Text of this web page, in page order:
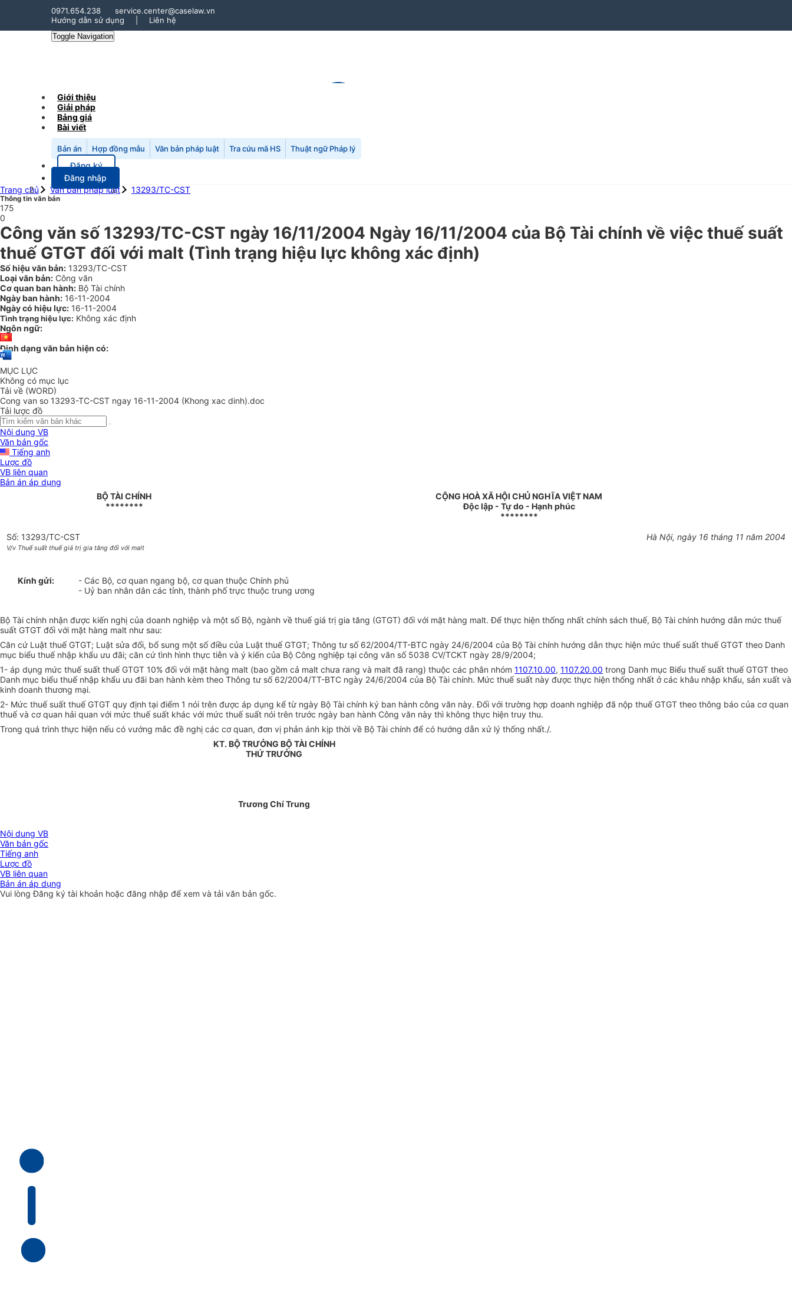
0971.654.238
service.center@caselaw.vn
Hướng dẫn sử dụng
Liên hệ
Toggle Navigation
Giới thiệu
Giải pháp
Bảng giá
Bài viết
Bản án Hợp đồng mẫu Văn bản pháp luật Tra cứu mã HS Thuật ngữ Pháp lý
Đăng ký
Đăng nhập
Trang chủ
Văn bản pháp luật 13293/TC-CST
Thông tin văn bản
175
0
Công văn số 13293/TC-CST ngày 16/11/2004 Ngày 16/11/2004 của Bộ Tài chính về việc thuế suất
thuế GTGT đối với malt (Tình trạng hiệu lực không xác định)
Số hiệu văn bản: 13293/TC-CST
Loại văn bản: Công văn
Cơ quan ban hành: Bộ Tài chính
Ngày ban hành: 16-11-2004
Ngày có hiệu lực: 16-11-2004
Tình trạng hiệu lực: Không xác định
Ngôn ngữ:
Định dạng văn bản hiện có:
MỤC LỤC
Không có mục lục
Tải về (WORD)
Cong van so 13293-TC-CST ngay 16-11-2004 (Khong xac dinh).doc
Tải lược đồ
Nội dung VB
Văn bản gốc
Tiếng anh
Lược đồ
VB liên quan
Bản án áp dụng
BỘ TÀI CHÍNH
********
CỘNG HOÀ XÃ HỘI CHỦ NGHĨA VIỆT NAM
Độc lập - Tự do - Hạnh phúc
********
Số: 13293/TC-CST
V/v Thuế suất thuế giá trị gia tăng đối với malt
Hà Nội, ngày 16 tháng 11 năm 2004
Kính gửi:
- Các Bộ, cơ quan ngang bộ, cơ quan thuộc Chính phủ
- Uỷ ban nhân dân các tỉnh, thành phố trực thuộc trung ương
Bộ Tài chính nhận được kiến nghị của doanh nghiệp và một số Bộ, ngành về thuế giá trị gia tăng (GTGT) đối với mặt hàng malt. Để thực hiện thống nhất chính sách thuế, Bộ Tài chính hướng dẫn mức thuế
suất GTGT đối với mặt hàng malt như sau:
Căn cứ Luật thuế GTGT; Luật sửa đổi, bổ sung một số điều của Luật thuế GTGT; Thông tư số 62/2004/TT-BTC ngày 24/6/2004 của Bộ Tài chính hướng dẫn thực hiện mức thuế suất thuế GTGT theo Danh
mục biểu thuế nhập khẩu ưu đãi; căn cứ tình hình thực tiễn và ý kiến của Bộ Công nghiệp tại công văn số 5038 CV/TCKT ngày 28/9/2004;
1- áp dụng mức thuế suất thuế GTGT 10% đối với mặt hàng malt (bao gồm cả malt chưa rang và malt đã rang) thuộc các phân nhóm 1107.10.00, 1107.20.00 trong Danh mục Biểu thuế suất thuế GTGT theo
Danh mục biểu thuế nhập khẩu ưu đãi ban hành kèm theo Thông tư số 62/2004/TT-BTC ngày 24/6/2004 của Bộ Tài chính. Mức thuế suất này được thực hiện thống nhất ở các khâu nhập khẩu, sản xuất và
kinh doanh thương mại.
2- Mức thuế suất thuế GTGT quy định tại điểm 1 nói trên được áp dụng kể từ ngày Bộ Tài chính ký ban hành công văn này. Đối với trường hợp doanh nghiệp đã nộp thuế GTGT theo thông báo của cơ quan
thuế và cơ quan hải quan với mức thuế suất khác với mức thuế suất nói trên trước ngày ban hành Công văn này thì không thực hiện truy thu.
Trong quá trình thực hiện nếu có vướng mắc đề nghị các cơ quan, đơn vị phản ánh kịp thời về Bộ Tài chính để có hướng dẫn xử lý thống nhất./.
KT. BỘ TRƯỞNG BỘ TÀI CHÍNH
THỨ TRƯỞNG
Trương Chí Trung
Nội dung VB
Văn bản gốc
Tiếng anh
Lược đồ
VB liên quan
Bản án áp dụng
Vui lòngĐăng ký tài khoản hoặc đăng nhập để xem và tải văn bản gốc.